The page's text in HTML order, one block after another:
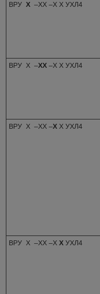
ВРУ Х –ХХ –Х Х УХЛ4
ВРУ Х –ХХ –Х Х УХЛ4
ВРУ Х –ХХ –Х Х УХЛ4
ВРУ Х –ХХ –Х Х УХЛ4